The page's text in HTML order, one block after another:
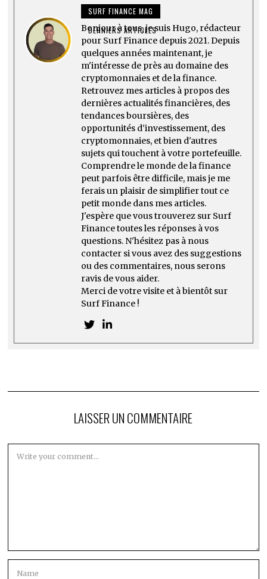
SURF FINANCE MAG
DERNIERS ARTICLES
Bonjour à tous, je suis Hugo, rédacteur
pour Surf Finance depuis 2021. Depuis
quelques années maintenant, je
m'intéresse de près au domaine des
cryptomonnaies et de la finance.
Retrouvez mes articles à propos des
dernières actualités financières, des
tendances boursières, des
opportunités d'investissement, des
cryptomonnaies, et bien d'autres
sujets qui touchent à votre portefeuille.
Comprendre le monde de la finance
peut parfois être difficile, mais je me
ferais un plaisir de simplifier tout ce
petit monde dans mes articles.
J'espère que vous trouverez sur Surf
Finance toutes les réponses à vos
questions. N'hésitez pas à nous
contacter si vous avez des suggestions
ou des commentaires, nous serons
ravis de vous aider.
Merci de votre visite et à bientôt sur
Surf Finance !
LAISSER UN COMMENTAIRE